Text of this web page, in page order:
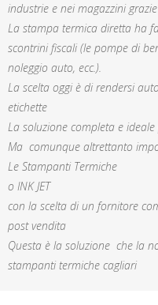
industrie e nei magazzini
La stampa termica diretta ha
scontrini fiscali (le pompe di
noleggio auto, ecc.).
La scelta oggi è di rendersi
etichette
La soluzione completa e
Ma comunque altrettanto
Le Stampanti Termiche
o INK JET
con la scelta di un fornitore
post vendita
Questa è la soluzione che la
stampanti termiche cagliari